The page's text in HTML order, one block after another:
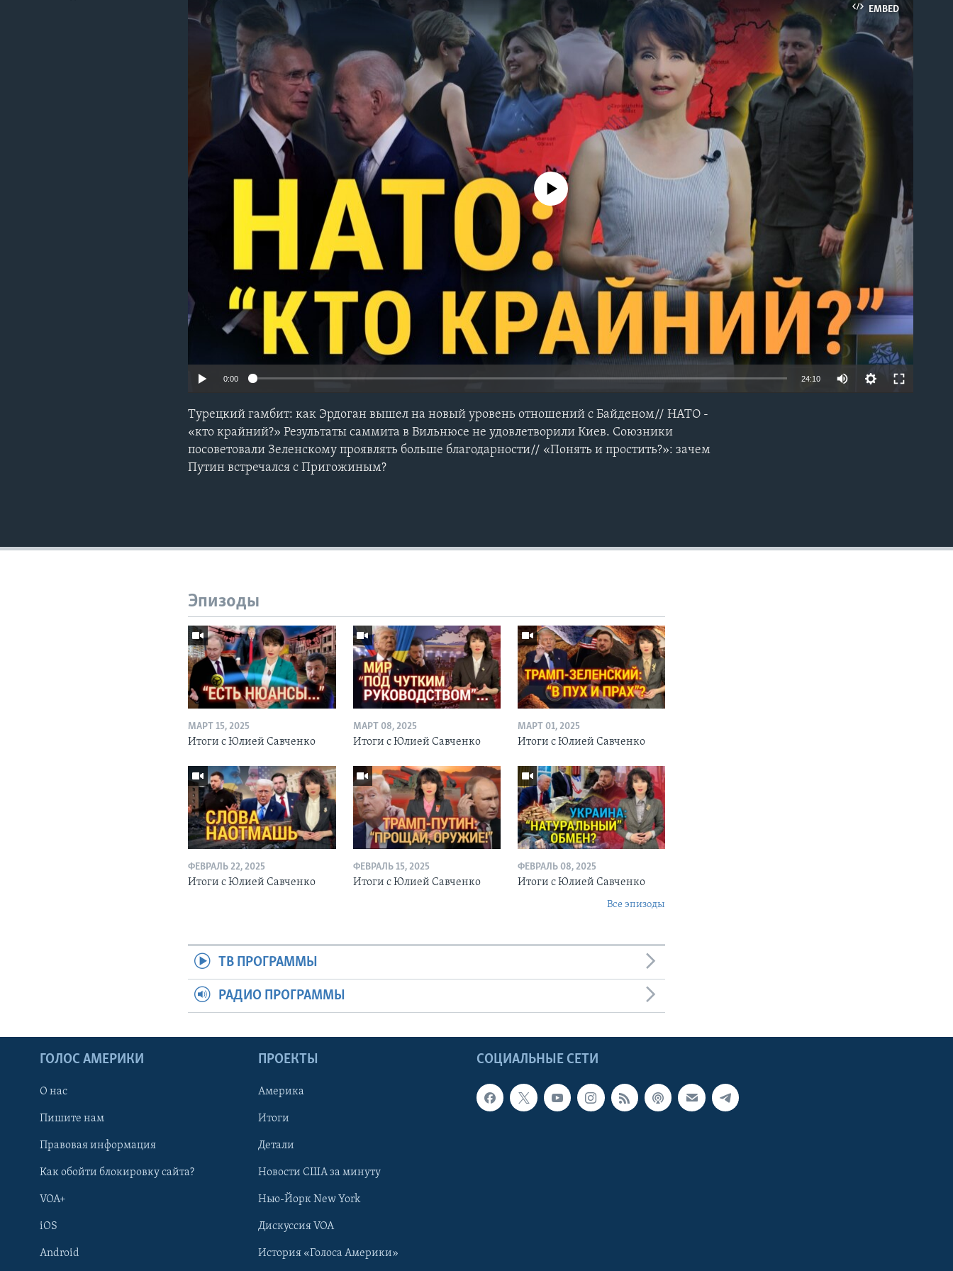
EMBED
No media source currently available
0:00 24:10
Турецкий гамбит: как Эрдоган вышел на новый уровень отношений с Байденом// НАТО -
«кто крайний?» Результаты саммита в Вильнюсе не удовлетворили Киев. Союзники
посоветовали Зеленскому проявлять больше благодарности// «Понять и простить?»: зачем
Путин встречался с Пригожиным?
Эпизоды
МАРТ 15, 2025
Итоги с Юлией Савченко
МАРТ 08, 2025
Итоги с Юлией Савченко
МАРТ 01, 2025
Итоги с Юлией Савченко
ФЕВРАЛЬ 22, 2025
Итоги с Юлией Савченко
ФЕВРАЛЬ 15, 2025
Итоги с Юлией Савченко
ФЕВРАЛЬ 08, 2025
Итоги с Юлией Савченко
Все эпизоды
ТВ ПРОГРАММЫ
РАДИО ПРОГРАММЫ
СОЦИАЛЬНЫЕ СЕТИ
ГОЛОС АМЕРИКИ
О нас
Пишите нам
Правовая информация
Как обойти блокировку сайта?
VOA+
iOS
Android
ПРОЕКТЫ
Америка
Итоги
Детали
Новости США за минуту
Нью-Йорк New York
Дискуссия VOA
История «Голоса Америки»